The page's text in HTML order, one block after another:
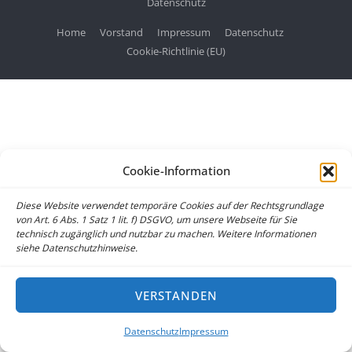
Cookie-Information
Diese Website verwendet temporäre Cookies auf der Rechtsgrundlage
von Art. 6 Abs. 1 Satz 1 lit. f) DSGVO, um unsere Webseite für Sie
technisch zugänglich und nutzbar zu machen. Weitere Informationen
siehe Datenschutzhinweise.
VERSTANDEN
DatenschutzImpressum
Home Vorstand Impressum
Datenschutz
Cookie-Richtlinie (EU)